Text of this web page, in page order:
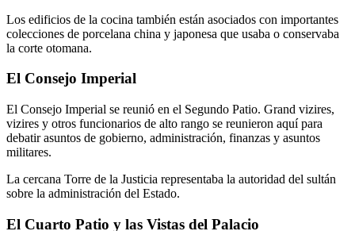
Los edificios de la cocina también están asociados con importantes
colecciones de porcelana china y japonesa que usaba o conservaba
la corte otomana.
El Consejo Imperial
El Consejo Imperial se reunió en el Segundo Patio. Grand vizires,
vizires y otros funcionarios de alto rango se reunieron aquí para
debatir asuntos de gobierno, administración, finanzas y asuntos
militares.
La cercana Torre de la Justicia representaba la autoridad del sultán
sobre la administración del Estado.
El Cuarto Patio y las Vistas del Palacio